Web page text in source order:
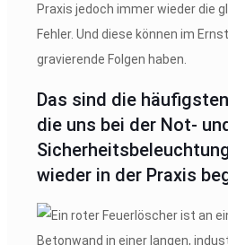
Praxis jedoch immer wieder die
Fehler. Und diese können im
gravierende Folgen haben.
Das sind die
die uns bei der Not-
wieder in der Praxis